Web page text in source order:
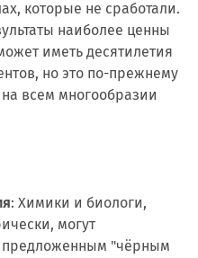
которые не сработали.
наиболее ценны
иметь десятилетия
но это по-прежнему
всем многообразии
: Химики и биологи,
могут
предложенным "чёрным